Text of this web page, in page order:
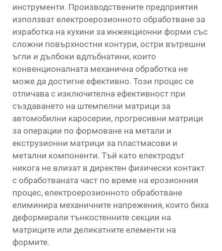
инструменти. Производствените предприятия
използват електроерозионното обработване за
изработка на кухини за инжекционни форми със
сложни повърхностни контури, остри вътрешни
ъгли и дълбоки вдлъбнатини, които
конвенционалната механична обработка не
може да достигне ефективно. Този процес се
отличава с изключителна ефективност при
създаването на штемпелни матрици за
автомобилни каросерии, прогресивни матрици
за операции по формоване на метали и
екструзионни матрици за пластмасови и
метални компоненти. Тъй като електродът
никога не влизат в директен физически контакт
с обработваната част по време на ерозионния
процес, електроерозионното обработване
елиминира механичните напрежения, които биха
деформирали тънкостенните секции на
матриците или деликатните елементи на
формите.